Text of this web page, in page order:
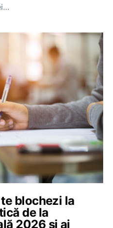
blochezi la
de la
2026 și ai